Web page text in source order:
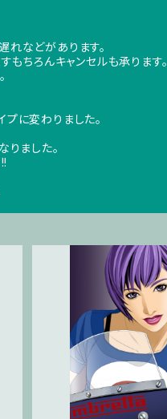
れなどがあります。
ちろんキャンセルも承ります。
に変わりました。
りました。